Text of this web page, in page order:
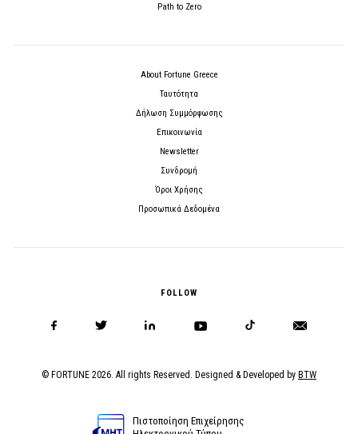
Path to Zero
About Fortune Greece
Ταυτότητα
Δήλωση Συμμόρφωσης
Επικοινωνία
Newsletter
Συνδρομή
Όροι Χρήσης
Προσωπικά Δεδομένα
FOLLOW
© FORTUNE 2026. All rights Reserved. Designed & Developed by BTW
Πιστοποίηση Επιχείρησης